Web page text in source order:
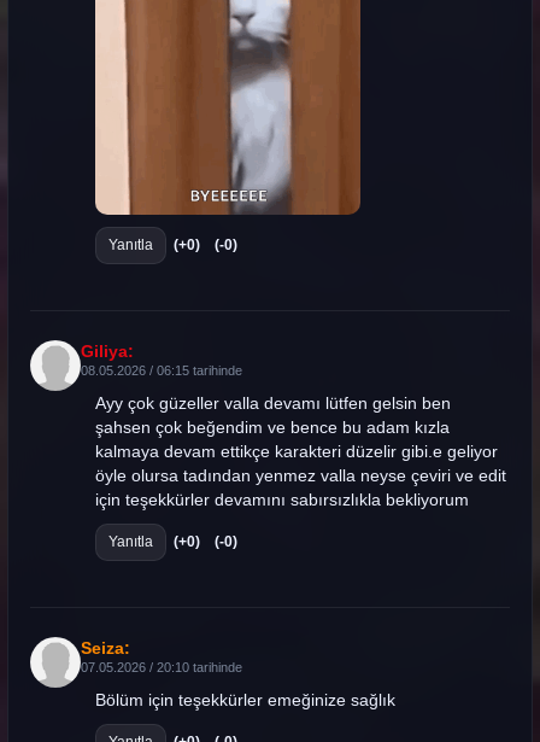
Yanıtla (+0) (-0)
Giliya:
08.05.2026 / 06:15 tarihinde
Ayy çok güzeller valla devamı lütfen gelsin ben
şahsen çok beğendim ve bence bu adam kızla
kalmaya devam ettikçe karakteri düzelir gibi.e geliyor
öyle olursa tadından yenmez valla neyse çeviri ve edit
için teşekkürler devamını sabırsızlıkla bekliyorum
Yanıtla (+0) (-0)
Seiza:
07.05.2026 / 20:10 tarihinde
Bölüm için teşekkürler emeğinize sağlık